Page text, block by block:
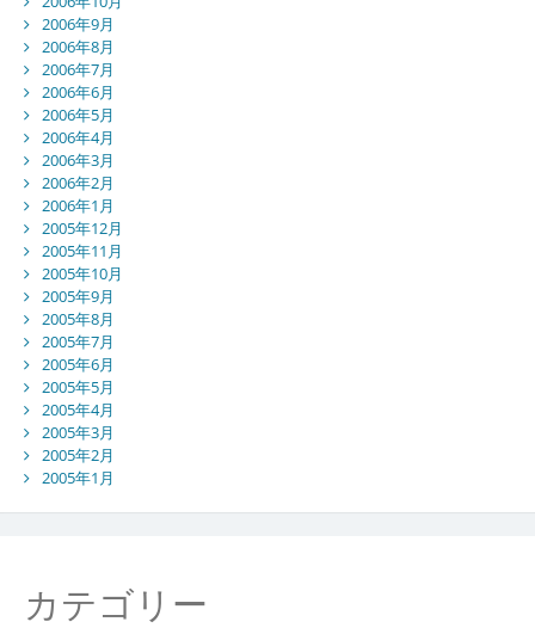
2006年9月
2006年8月
2006年7月
2006年6月
2006年5月
2006年4月
2006年3月
2006年2月
2006年1月
2005年12月
2005年11月
2005年10月
2005年9月
2005年8月
2005年7月
2005年6月
2005年5月
2005年4月
2005年3月
2005年2月
2005年1月
カテゴリー